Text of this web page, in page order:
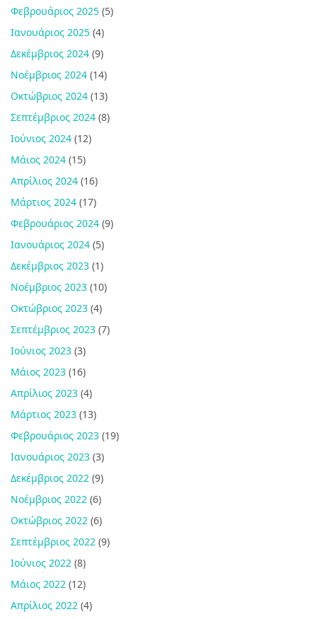
Φεβρουάριος 2025 (5)
Ιανουάριος 2025 (4)
Δεκέμβριος 2024 (9)
Νοέμβριος 2024 (14)
Οκτώβριος 2024 (13)
Σεπτέμβριος 2024 (8)
Ιούνιος 2024 (12)
Μάιος 2024 (15)
Απρίλιος 2024 (16)
Μάρτιος 2024 (17)
Φεβρουάριος 2024 (9)
Ιανουάριος 2024 (5)
Δεκέμβριος 2023 (1)
Νοέμβριος 2023 (10)
Οκτώβριος 2023 (4)
Σεπτέμβριος 2023 (7)
Ιούνιος 2023 (3)
Μάιος 2023 (16)
Απρίλιος 2023 (4)
Μάρτιος 2023 (13)
Φεβρουάριος 2023 (19)
Ιανουάριος 2023 (3)
Δεκέμβριος 2022 (9)
Νοέμβριος 2022 (6)
Οκτώβριος 2022 (6)
Σεπτέμβριος 2022 (9)
Ιούνιος 2022 (8)
Μάιος 2022 (12)
Απρίλιος 2022 (4)